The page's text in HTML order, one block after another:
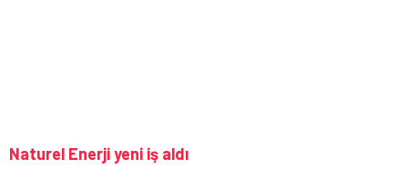
Naturel Enerji yeni iş aldı